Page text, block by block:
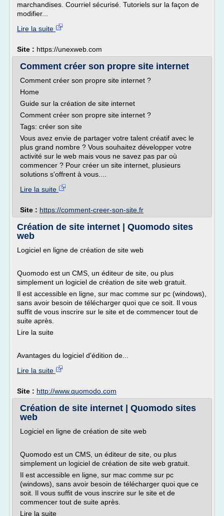
marchandises. Courriel sécurisé. Tutoriels sur la façon de
modifier...
Lire la suite
Site : https://unexweb.com
Comment créer son propre site internet
Comment créer son propre site internet ?
Home
Guide sur la création de site internet
Comment créer son propre site internet ?
Tags: créer son site
Vous avez envie de partager votre talent créatif avec le
plus grand nombre ? Vous souhaitez développer votre
activité sur le web mais vous ne savez pas par où
commencer ? Pour créer un site internet, plusieurs
solutions s'offrent à vous....
Lire la suite
Site : https://comment-creer-son-site.fr
Création de site internet | Quomodo sites
web
Logiciel en ligne de création de site web
Quomodo est un CMS, un éditeur de site, ou plus
simplement un logiciel de création de site web gratuit.
Il est accessible en ligne, sur mac comme sur pc (windows),
sans avoir besoin de télécharger quoi que ce soit. Il vous
suffit de vous inscrire sur le site et de commencer tout de
suite après.
Lire la suite
Avantages du logiciel d'édition de...
Lire la suite
Site : http://www.quomodo.com
Création de site internet | Quomodo sites
web
Logiciel en ligne de création de site web
Quomodo est un CMS, un éditeur de site, ou plus
simplement un logiciel de création de site web gratuit.
Il est accessible en ligne, sur mac comme sur pc
(windows), sans avoir besoin de télécharger quoi que ce
soit. Il vous suffit de vous inscrire sur le site et de
commencer tout de suite après.
Lire la suite